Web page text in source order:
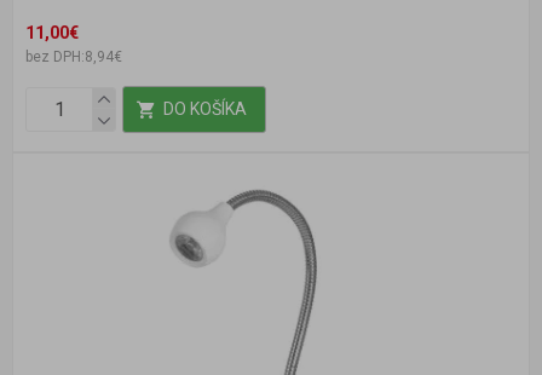
11,00€
bez DPH:8,94€
DO KOŠÍKA